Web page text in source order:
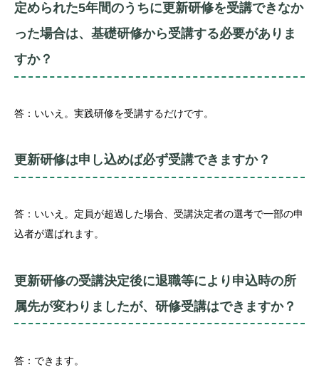
定められた5年間のうちに更新研修を受講できなか
った場合は、基礎研修から受講する必要がありま
すか？
答：いいえ。実践研修を受講するだけです。
更新研修は申し込めば必ず受講できますか？
答：いいえ。定員が超過した場合、受講決定者の選考で一部の申
込者が選ばれます。
更新研修の受講決定後に退職等により申込時の所
属先が変わりましたが、研修受講はできますか？
答：できます。